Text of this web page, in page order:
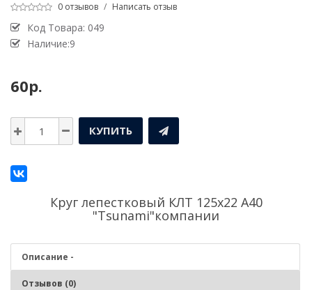
0 отзывов / Написать отзыв
Код Товара: 049
Наличие:9
60р.
КУПИТЬ
Круг лепестковый КЛТ 125х22 А40
"Tsunami"компании
Описание -
Отзывов (0)